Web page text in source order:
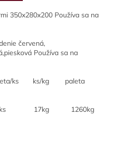
350x280x200 Používa sa na
červená,
Používa sa na
ks ks/kg paleta
1260kg